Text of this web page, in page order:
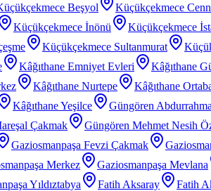
Beşyol Küçükçekmece
Küçükçekmece İnönü Küçükçekmece
Küçükçekmece Sultanmurat
Kâğıthane Emniyet Evleri Kâğıthane
Kâğıthane Nurtepe Kâğıthane
Kâğıthane Yeşilce Güngören
Çakmak Güngören Mehmet Nesih
Gaziosmanpaşa Fevzi Çakmak
Merkez Gaziosmanpaşa Mevlana
Yıldıztabya Fatih Aksaray Fatih